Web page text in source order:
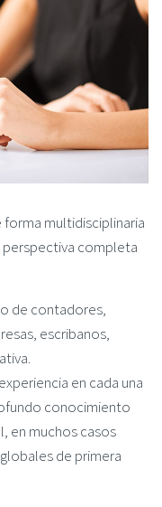
multidisciplinaria
perspectiva completa
de contadores,
escribanos,
en cada una
conocimiento
en muchos casos
de primera